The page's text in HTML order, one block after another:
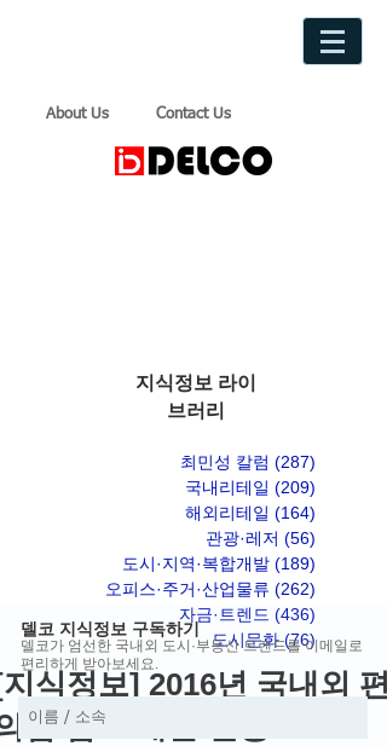
About Us Contact Us
지식정보 라이
브러리
최민성 칼럼 (287)
국내리테일 (209)
해외리테일 (164)
관광·레저 (56)
도시·지역·복합개발 (189)
오피스·주거·산업물류 (262)
자금·트렌드 (436)
도시문화 (76)게시물 76
식정보] 2016년 국내외 편
점 점포 개발 현황
델코 지식정보 구독하기
델코가 엄선한 국내외 도시·부동산 트렌드를 이메일로
편리하게 받아보세요.